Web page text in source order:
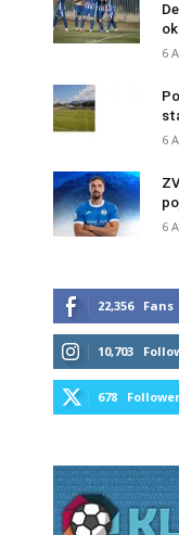
6
6
6
22,356 Fans
10,703
678